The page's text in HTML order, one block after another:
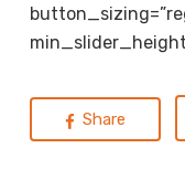
Share